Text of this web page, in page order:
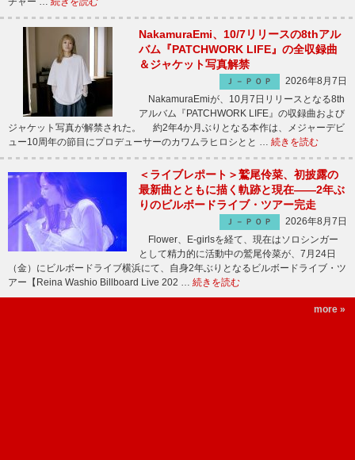
NakamuraEmi、10/7リリースの8thアル
バム『PATCHWORK LIFE』の全収録曲
＆ジャケット写真解禁
Ｊ－ＰＯＰ
2026年8月7日
NakamuraEmiが、10月7日リリースとなる8th
アルバム『PATCHWORK LIFE』の収録曲および
ジャケット写真が解禁された。 約2年4か月ぶりとなる本作は、メジャーデビ
ュー10周年の節目にプロデューサーのカワムラヒロシとと … 続きを読む
＜ライブレポート＞鷲尾伶菜、初披露の
最新曲とともに描く軌跡と現在――2年ぶ
りのビルボードライブ・ツアー完走
Ｊ－ＰＯＰ
2026年8月7日
Flower、E-girlsを経て、現在はソロシンガー
として精力的に活動中の鷲尾伶菜が、7月24日
（金）にビルボードライブ横浜にて、自身2年ぶりとなるビルボードライブ・ツ
アー【Reina Washio Billboard Live 202 … 続きを読む
more »